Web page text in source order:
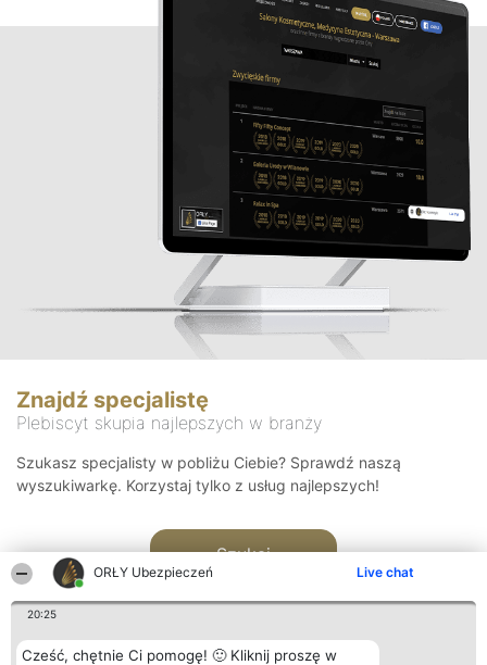
ORŁY Ubezpieczeń Live chat
20:25
Cześć, chętnie Ci pomogę! 🙂 Kliknij proszę w
Znajdź specjalistę
Plebiscyt skupia najlepszych w branży
Szukasz specjalisty w pobliżu Ciebie? Sprawdź naszą
wyszukiwarkę. Korzystaj tylko z usług najlepszych!
Szukaj